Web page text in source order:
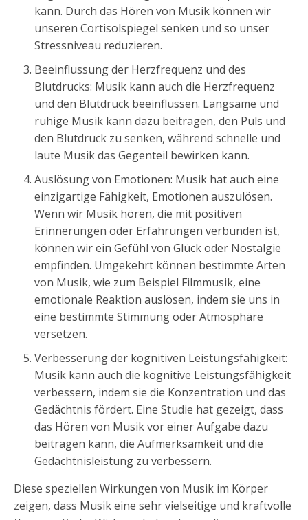
kann. Durch das Hören von Musik können wir
unseren Cortisolspiegel senken und so unser
Stressniveau reduzieren.
Beeinflussung der Herzfrequenz und des
Blutdrucks: Musik kann auch die Herzfrequenz
und den Blutdruck beeinflussen. Langsame und
ruhige Musik kann dazu beitragen, den Puls und
den Blutdruck zu senken, während schnelle und
laute Musik das Gegenteil bewirken kann.
Auslösung von Emotionen: Musik hat auch eine
einzigartige Fähigkeit, Emotionen auszulösen.
Wenn wir Musik hören, die mit positiven
Erinnerungen oder Erfahrungen verbunden ist,
können wir ein Gefühl von Glück oder Nostalgie
empfinden. Umgekehrt können bestimmte Arten
von Musik, wie zum Beispiel Filmmusik, eine
emotionale Reaktion auslösen, indem sie uns in
eine bestimmte Stimmung oder Atmosphäre
versetzen.
Verbesserung der kognitiven Leistungsfähigkeit:
Musik kann auch die kognitive Leistungsfähigkeit
verbessern, indem sie die Konzentration und das
Gedächtnis fördert. Eine Studie hat gezeigt, dass
das Hören von Musik vor einer Aufgabe dazu
beitragen kann, die Aufmerksamkeit und die
Gedächtnisleistung zu verbessern.
Diese speziellen Wirkungen von Musik im Körper
zeigen, dass Musik eine sehr vielseitige und kraftvolle